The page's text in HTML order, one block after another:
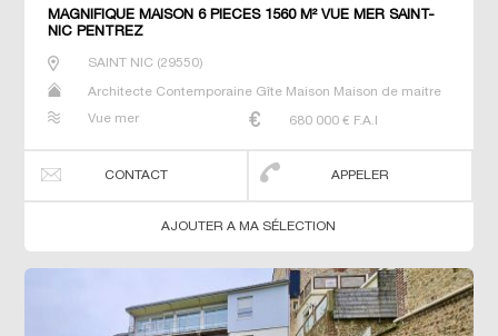
MAGNIFIQUE MAISON 6 PIECES 1560 M² VUE MER SAINT-
NIC PENTREZ
SAINT NIC(29550)
Architecte Contemporaine Gîte Maison Maison de maitre
Vue mer
680 000 € F.A.I
CONTACT APPELER
AJOUTER A MA SÉLECTION